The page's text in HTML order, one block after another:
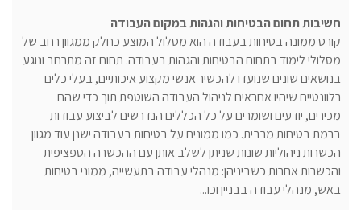
חשיבות תחום הבטיחות והגהות במקום העבודה
קורס ממונה בטיחות בעבודה הוא מסלול המוצע כחלק ממגוון רחב של
מסלולי לימוד בתחום הבטיחות והגהות בעבודה. תחום זה מתרחב ונוגע
בנושאים שונים שנועדו להכשיר אנשי מקצוע איכותיים, בעלי כלים
רלוונטיים שיהיו אחראים לניהול העבודה השוטפת תוך כדי שהם
מכירים, יודעים ושומרים על כל הכללים הנדרשים לביצוע עבודות
ברמת בטיחות מרבית. כמו ממונים על בטיחות בעבודה ישנן עוד מגוון
הכשרות ניהוליות שונות שניתן לשלב אותן עם ההכשרה הספציפית
והכשרות אחרות כשביניהן: מנהלי עבודה בתעשייה, ממוני בטיחות
באש, מנהלי עבודה בבניין וכו...